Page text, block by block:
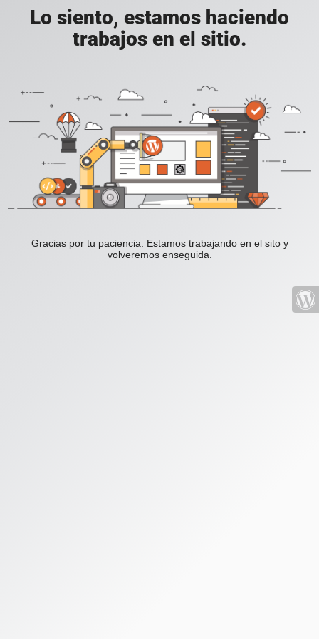
Lo siento, estamos haciendo
trabajos en el sitio.
Gracias por tu paciencia. Estamos trabajando en el sito y
volveremos enseguida.